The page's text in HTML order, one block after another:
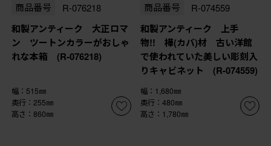
商品番号 R-076218
和製アンティーク 大正ロマ
ン ツートンカラーがおしゃ
れな本箱 (R-076218)
幅：515㎜
奥行：255㎜
高さ：860㎜
商品番号 R-074559
和製アンティーク 上手
物!! 樺(カバ)材 古い洋館
で使われていた美しい彫刻入
りキャビネット (R-074559)
幅：1,680㎜
奥行：480㎜
高さ：1,780㎜